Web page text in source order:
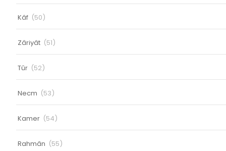
Kâf (50)
Zâriyât (51)
Tûr (52)
Necm (53)
Kamer (54)
Rahmân (55)